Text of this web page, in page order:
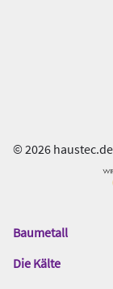
© 2026
Das
Gentner
Baumetall
Die Kälte